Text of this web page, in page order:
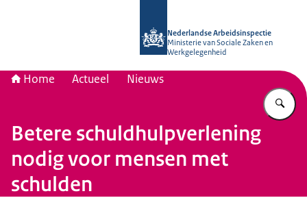
Nederlandse Arbeidsinspectie
Ministerie van Sociale Zaken en
Werkgelegenheid
Home Actueel Nieuws
Betere schuldhulpverlening
nodig voor mensen met
schulden